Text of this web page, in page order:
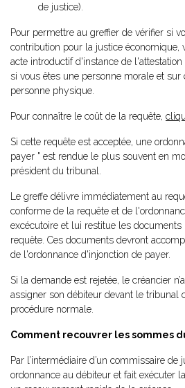
de justice).
Pour permettre au greffier de vérifier si
contribution pour la justice économique,
acte introductif d'instance de
si vous êtes une personne morale et sur
personne physique.
Pour connaître le coût de la requête,
Si cette requête est acceptée, une
payer " est rendue le plus souvent en
président du tribunal.
Le greffe délivre immédiatement au
conforme de la requête et de
excécutoire et lui restitue les
requête. Ces documents devront
de l'ordonnance d'injonction de payer.
Si la demande est rejetée, le créancier
assigner son débiteur devant le tribunal
procédure normale.
Comment recouvrer les sommes
Par l’intermédiaire d’un commissaire de
ordonnance au débiteur et fait exécuter